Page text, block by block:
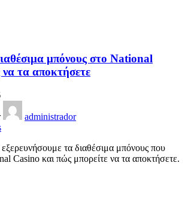
μπόνους στο National
τα αποκτήσετε
administrador
τα διαθέσιμα μπόνους που
Casino και πώς μπορείτε να τα αποκτήσετε.